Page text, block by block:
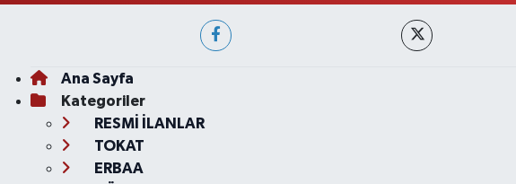
Ana Sayfa
Kategoriler
RESMİ İLANLAR
TOKAT
ERBAA